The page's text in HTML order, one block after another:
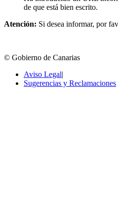
de que está bien escrito.
Atención: Si desea informar, por
© Gobierno de Canarias
Aviso Legal|
Sugerencias y Reclamaciones